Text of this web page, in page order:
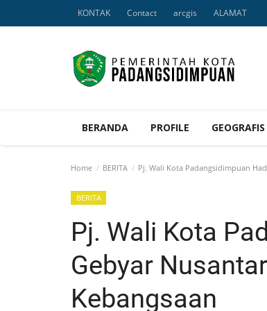
KONTAK Contact arcgis ALAMAT
BERANDA PROFILE
Home BERITA Pj. Wali Kota Padangsidimpuan
BERITA
Pj. Wali Kota
Gebyar
Kebangsaan